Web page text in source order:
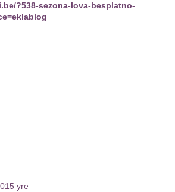
?538-sezona-lova-besplatno-
yre